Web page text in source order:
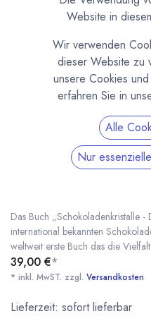
Schokoladenkristalle -
Das Buch „Schokoladenkristalle
international bekannten
weltweit erste Buch das die
39,00 €*
* inkl. MwST. zzgl. Versandkosten
Lieferzeit: sofort lieferbar
Website in
Wir verwenden
dieser Website zu
unsere Cookies
erfahren Sie in
Alle
Nur